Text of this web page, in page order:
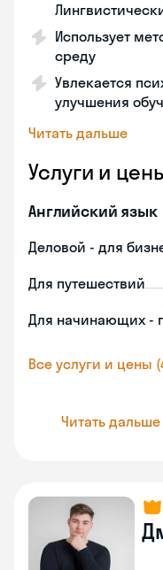
Использует
среду
Увлекается
улучшения
Читать дальше
Услуги и
Английский язык
Деловой - для
Для путешествий
Для начинающих -
Все услуги и цены
Читать дальше